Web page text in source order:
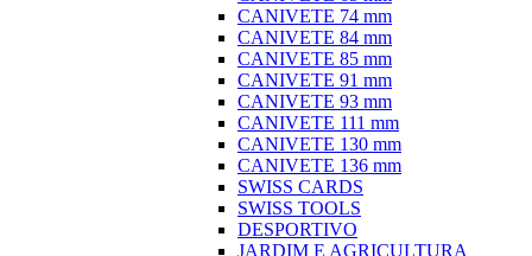
CANIVETE 74 mm
CANIVETE 84 mm
CANIVETE 85 mm
CANIVETE 91 mm
CANIVETE 93 mm
CANIVETE 111 mm
CANIVETE 130 mm
CANIVETE 136 mm
SWISS CARDS
SWISS TOOLS
DESPORTIVO
JARDIM E AGRICULTURA